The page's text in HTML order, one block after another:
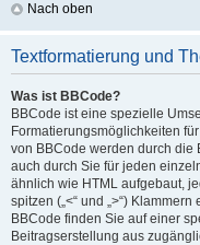
Nach oben
Textformatierung und
Was ist BBCode?
BBCode ist eine spezielle
Formatierungsmöglichkeiten
von BBCode werden durch die
auch durch Sie für jeden
ähnlich wie HTML aufgebaut,
spitzen („<“ und „>“)
BBCode finden Sie auf einer
Beitragserstellung aus